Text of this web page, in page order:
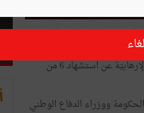
القومي إلى اجتماع طارئ يوم
تابعة إلى الحرس الوطني
بمنطقة عين سلطان بولاية جندوبة على الحدود التونسية الجزائرية. وقد أسفرت هذه العملية الإرهابيّة عن استشهاد 6 من
ووزراء الدفاع الوطني